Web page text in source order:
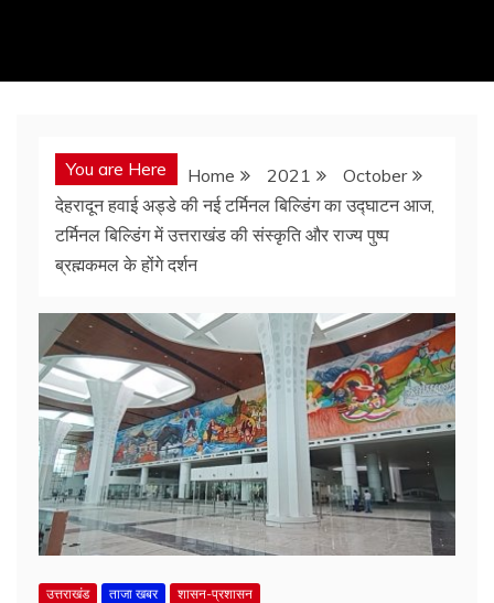
You are Here Home 2021
October
देहरादून हवाई अड्डे की नई टर्मिनल बिल्डिंग का उद्घाटन आज,
टर्मिनल बिल्डिंग में उत्तराखंड की संस्कृति और राज्य पुष्प
ब्रह्मकमल के होंगे दर्शन
उत्तराखंड ताजा खबर शासन-प्रशासन